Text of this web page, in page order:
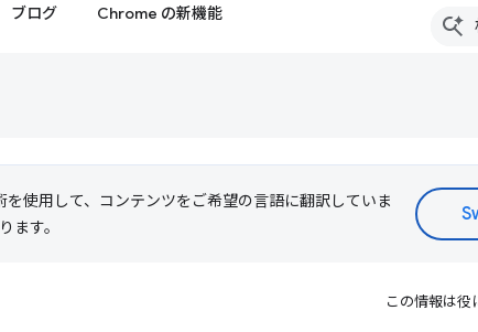
ブログ Chrome の新機能
を使用して、コンテンツをご希望の言語に翻訳していま
ます。
この情報は役